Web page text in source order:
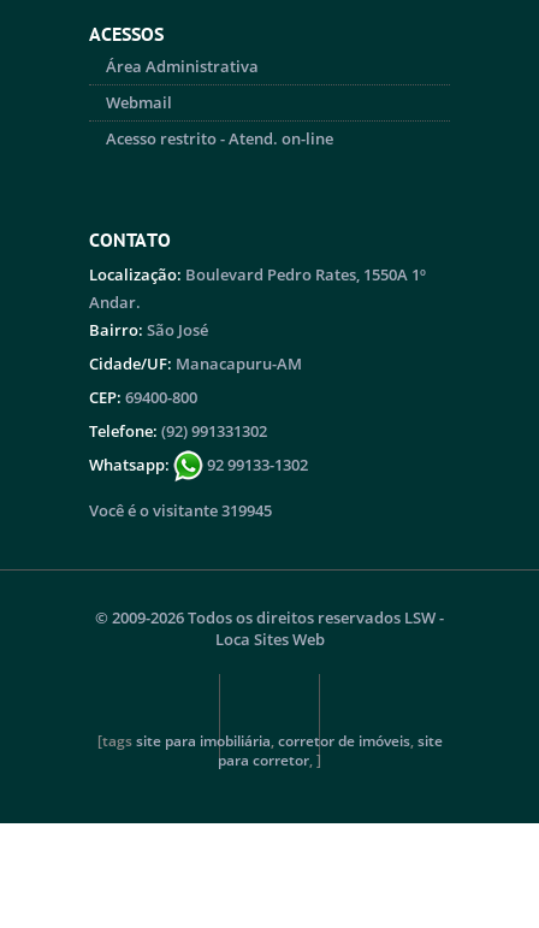
ACESSOS
Área Administrativa
Webmail
Acesso restrito - Atend. on-line
CONTATO
Localização: Boulevard Pedro Rates, 1550A 1º
Andar.
Bairro: São José
Cidade/UF: Manacapuru-AM
CEP: 69400-800
Telefone: (92) 991331302
Whatsapp:
92 99133-1302
Você é o visitante 319945
© 2009-2026 Todos os direitos reservados LSW -
Loca Sites Web
[tagssite para imobiliária,corretor de imóveis,site
para corretor, ]